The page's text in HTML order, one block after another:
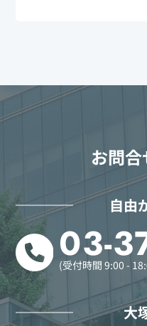
お問
自由
03-
(受付時間 9:00 -
大